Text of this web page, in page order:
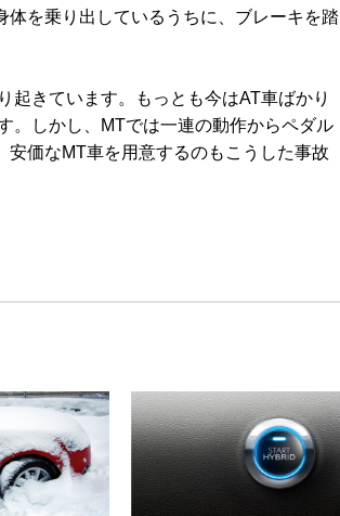
を乗り出しているうちに、ブレーキを踏
起きています。もっとも今はAT車ばかり
。しかし、MTでは一連の動作からペダル
価なMT車を用意するのもこうした事故